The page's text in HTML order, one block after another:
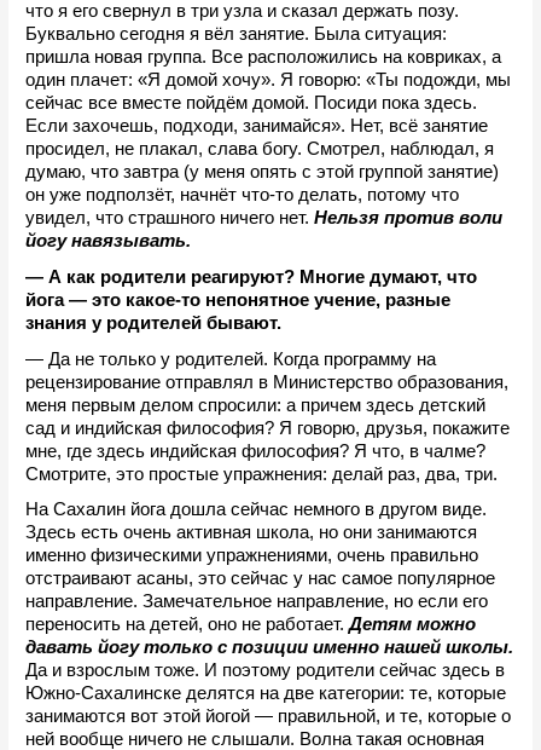
что я его свернул в три узла и сказал держать позу.
Буквально сегодня я вёл занятие. Была ситуация:
пришла новая группа. Все расположились на ковриках, а
один плачет: «Я домой хочу». Я говорю: «Ты подожди, мы
сейчас все вместе пойдём домой. Посиди пока здесь.
Если захочешь, подходи, занимайся». Нет, всё занятие
просидел, не плакал, слава богу. Смотрел, наблюдал, я
думаю, что завтра (у меня опять с этой группой занятие)
он уже подползёт, начнёт что-то делать, потому что
увидел, что страшного ничего нет. Нельзя против воли
йогу навязывать.
— А как родители реагируют? Многие думают, что
йога — это какое-то непонятное учение, разные
знания у родителей бывают.
— Да не только у родителей. Когда программу на
рецензирование отправлял в Министерство образования,
меня первым делом спросили: а причем здесь детский
сад и индийская философия? Я говорю, друзья, покажите
мне, где здесь индийская философия? Я что, в чалме?
Смотрите, это простые упражнения: делай раз, два, три.
На Сахалин йога дошла сейчас немного в другом виде.
Здесь есть очень активная школа, но они занимаются
именно физическими упражнениями, очень правильно
отстраивают асаны, это сейчас у нас самое популярное
направление. Замечательное направление, но если его
переносить на детей, оно не работает. Детям можно
Да и взрослым тоже. И поэтому родители сейчас здесь в
Южно-Сахалинске делятся на две категории: те, которые
занимаются вот этой йогой — правильной, и те, которые о
ней вообще ничего не слышали. Волна такая основная